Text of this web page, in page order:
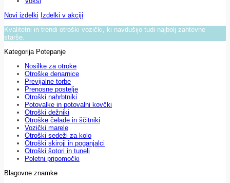
Novi izdelki Izdelki v akciji
Kvalitetni in trendi otroški vozički, ki navdušijo tudi najbolj zahtevne
starše.
Kategorija Potepanje
Nosilke za otroke
Otroške denarnice
Previjalne torbe
Prenosne postelje
Otroški nahrbtniki
Potovalke in potovalni kovčki
Otroški dežniki
Otroške čelade in ščitniki
Vozički marele
Otroški sedeži za kolo
Otroški skiroji in poganjalci
Otroški šotori in tuneli
Poletni pripomočki
Blagovne znamke